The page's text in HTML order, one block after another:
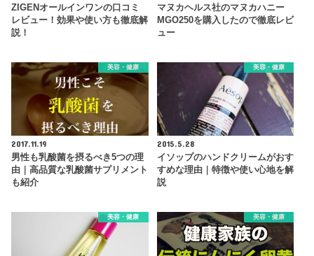
ZIGENオールインワンの口コミ
レビュー！効果や使い方も徹底解
説！
マヌカヘルス社のマヌカハニー
MGO250を購入したので徹底レビ
ュー
美容・健康
2017.11.19
男性も乳酸菌を摂るべき5つの理
由｜高品質な乳酸菌サプリメント
も紹介
美容・健康
2015.5.28
イソップのハンドクリームがおす
すめな理由｜特徴や使い心地を解
説
美容・健康 美容・健康